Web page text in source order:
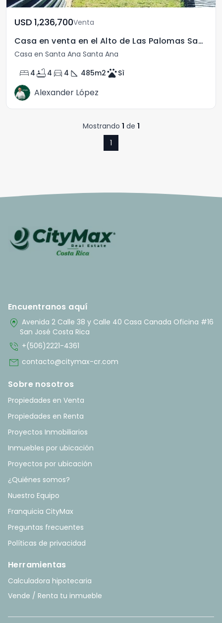
USD	1,236,700Venta
Casa en venta en el Alto de Las Palomas Santa Ana CR
Casa en Santa Ana Santa Ana
bed 4 bathtub 4 directions_car 4 square_foot 485m2petsSì
Alexander López
Mostrando 1 de 1
1
Encuentranos aquí
home_pin Avenida 2 Calle 38 y Calle 40 Casa Canada Oficina #16
San José Costa Rica
phone_in_talk +(506)2221-4361
mail contacto@citymax-cr.com
Sobre nosotros
Propiedades en Venta
Propiedades en Renta
Proyectos Inmobiliarios
Inmuebles por ubicación
Proyectos por ubicación
¿Quiénes somos?
Nuestro Equipo
Franquicia CityMax
Preguntas frecuentes
Políticas de privacidad
Herramientas
Calculadora hipotecaria
Vende / Renta tu inmueble